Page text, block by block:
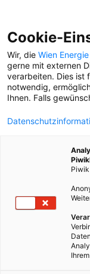
Cookie-
Wir, die Wien
gerne mit externen
verarbeiten. Dies ist
notwendig,
Ihnen. Falls